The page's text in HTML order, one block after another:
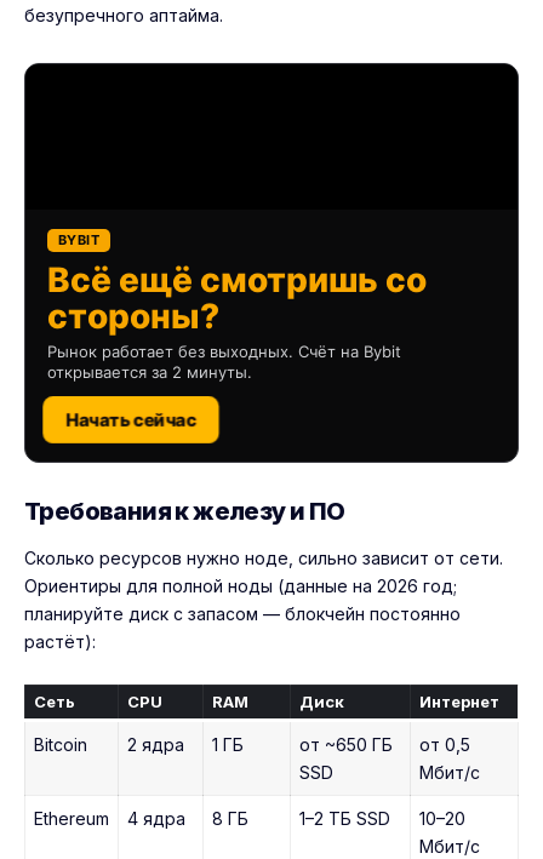
безупречного аптайма.
BYBIT
Всё ещё смотришь со
стороны?
Рынок работает без выходных. Счёт на Bybit
открывается за 2 минуты.
Начать сейчас
Требования к железу и ПО
Сколько ресурсов нужно ноде, сильно зависит от сети.
Ориентиры для полной ноды (данные на 2026 год;
планируйте диск с запасом — блокчейн постоянно
растёт):
Сеть CPU RAM Диск Интернет
Bitcoin 2 ядра 1 ГБ
от ~650 ГБ
SSD
от 0,5
Мбит/с
Ethereum 4 ядра 8 ГБ 1–2 ТБ SSD
10–20
Мбит/с